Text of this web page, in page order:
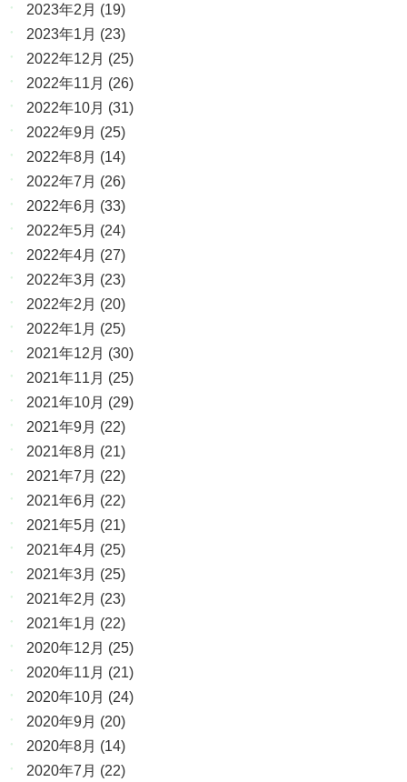
2023年2月 (19)
2023年1月 (23)
2022年12月 (25)
2022年11月 (26)
2022年10月 (31)
2022年9月 (25)
2022年8月 (14)
2022年7月 (26)
2022年6月 (33)
2022年5月 (24)
2022年4月 (27)
2022年3月 (23)
2022年2月 (20)
2022年1月 (25)
2021年12月 (30)
2021年11月 (25)
2021年10月 (29)
2021年9月 (22)
2021年8月 (21)
2021年7月 (22)
2021年6月 (22)
2021年5月 (21)
2021年4月 (25)
2021年3月 (25)
2021年2月 (23)
2021年1月 (22)
2020年12月 (25)
2020年11月 (21)
2020年10月 (24)
2020年9月 (20)
2020年8月 (14)
2020年7月 (22)